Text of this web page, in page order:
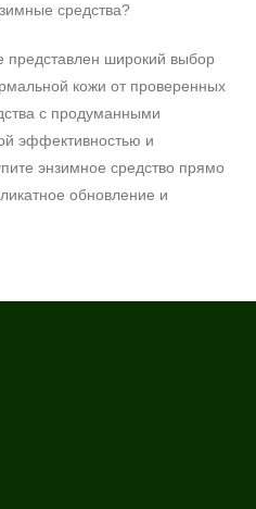
средства?
представлен широкий выбор
кожи от проверенных
с продуманными
эффективностью и
энзимное средство прямо
обновление и